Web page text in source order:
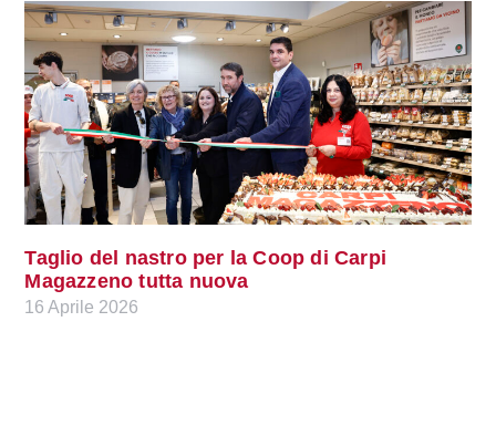
Taglio del nastro per la Coop di Carpi
Magazzeno tutta nuova
16 Aprile 2026